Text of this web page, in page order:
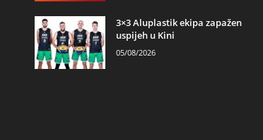
3×3 Aluplastik ekipa zapažen
uspijeh u Kini
05/08/2026